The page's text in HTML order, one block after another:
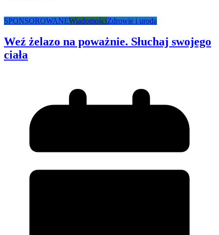
SPONSOROWANEWiadomościZdrowie i uroda
Weź żelazo na poważnie. Słuchaj swojego
ciała